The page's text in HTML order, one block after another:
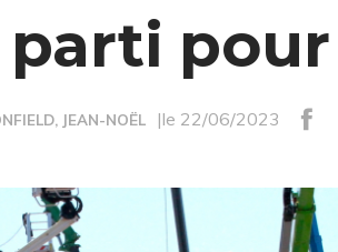
parti
JEAN-NOËL |le 22/06/2023